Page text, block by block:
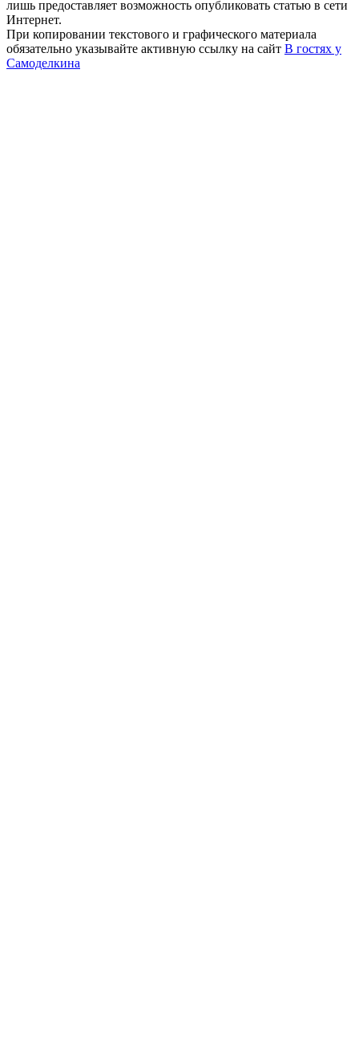
лишь предоставляет возможность опубликовать статью в сети
Интернет.
При копировании текстового и графического материала
обязательно указывайте активную ссылку на сайт В гостях у
Самоделкина